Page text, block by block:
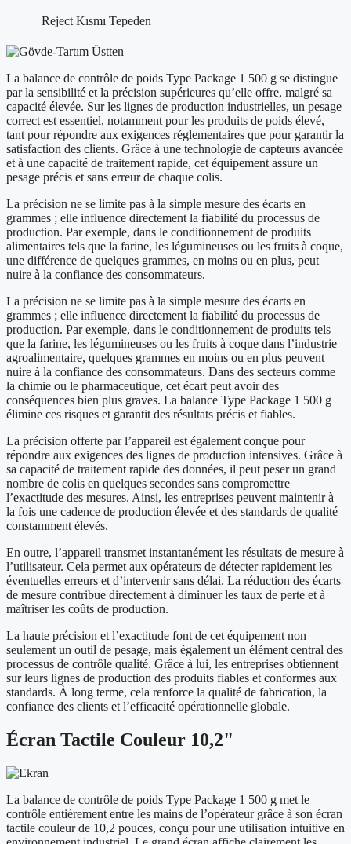
Reject Kısmı Tepeden
La balance de contrôle de poids Type Package 1 500 g se distingue
par la sensibilité et la précision supérieures qu’elle offre, malgré sa
capacité élevée. Sur les lignes de production industrielles, un pesage
correct est essentiel, notamment pour les produits de poids élevé,
tant pour répondre aux exigences réglementaires que pour garantir la
satisfaction des clients. Grâce à une technologie de capteurs avancée
et à une capacité de traitement rapide, cet équipement assure un
pesage précis et sans erreur de chaque colis.
La précision ne se limite pas à la simple mesure des écarts en
grammes ; elle influence directement la fiabilité du processus de
production. Par exemple, dans le conditionnement de produits
alimentaires tels que la farine, les légumineuses ou les fruits à coque,
une différence de quelques grammes, en moins ou en plus, peut
nuire à la confiance des consommateurs.
La précision ne se limite pas à la simple mesure des écarts en
grammes ; elle influence directement la fiabilité du processus de
production. Par exemple, dans le conditionnement de produits tels
que la farine, les légumineuses ou les fruits à coque dans l’industrie
agroalimentaire, quelques grammes en moins ou en plus peuvent
nuire à la confiance des consommateurs. Dans des secteurs comme
la chimie ou le pharmaceutique, cet écart peut avoir des
conséquences bien plus graves. La balance Type Package 1 500 g
élimine ces risques et garantit des résultats précis et fiables.
La précision offerte par l’appareil est également conçue pour
répondre aux exigences des lignes de production intensives. Grâce à
sa capacité de traitement rapide des données, il peut peser un grand
nombre de colis en quelques secondes sans compromettre
l’exactitude des mesures. Ainsi, les entreprises peuvent maintenir à
la fois une cadence de production élevée et des standards de qualité
constamment élevés.
En outre, l’appareil transmet instantanément les résultats de mesure à
l’utilisateur. Cela permet aux opérateurs de détecter rapidement les
éventuelles erreurs et d’intervenir sans délai. La réduction des écarts
de mesure contribue directement à diminuer les taux de perte et à
maîtriser les coûts de production.
La haute précision et l’exactitude font de cet équipement non
seulement un outil de pesage, mais également un élément central des
processus de contrôle qualité. Grâce à lui, les entreprises obtiennent
sur leurs lignes de production des produits fiables et conformes aux
standards. À long terme, cela renforce la qualité de fabrication, la
confiance des clients et l’efficacité opérationnelle globale.
Écran Tactile Couleur 10,2"
La balance de contrôle de poids Type Package 1 500 g met le
contrôle entièrement entre les mains de l’opérateur grâce à son écran
tactile couleur de 10,2 pouces, conçu pour une utilisation intuitive en